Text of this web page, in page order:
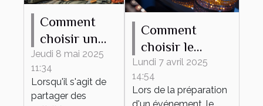
Comment
choisir un
harnais
adapté à
différentes
Jeudi 8 mai 2025
11:34
Lorsqu'il s'agit de
partager des
Comment
choisir le
bracelet
personnalisable
parfait pour
Lundi 7 avril 2025
14:54
Lors de la préparation